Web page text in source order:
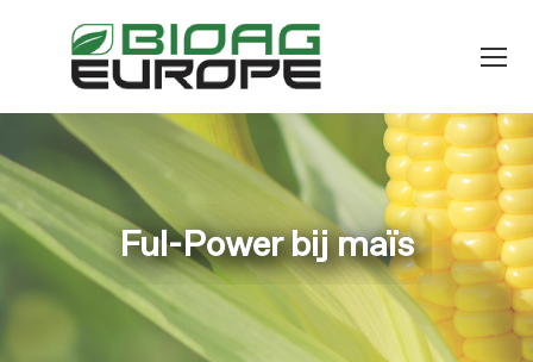
Ful-Power bij maïs
Je bent hier: